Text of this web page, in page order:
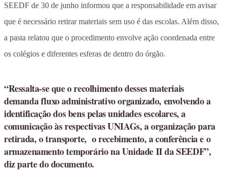
SEEDF de 30 de junho informou que a responsabilidade em avisar
que é necessário retirar materiais sem uso é das escolas. Além disso,
a pasta relatou que o procedimento envolve ação coordenada entre
os colégios e diferentes esferas de dentro do órgão.
“Ressalta-se que o recolhimento desses materiais
demanda fluxo administrativo organizado, envolvendo a
identificação dos bens pelas unidades escolares, a
comunicação às respectivas UNIAGs, a organização para
retirada, o transporte, o recebimento, a conferência e o
armazenamento temporário na Unidade II da SEEDF”,
diz parte do documento.